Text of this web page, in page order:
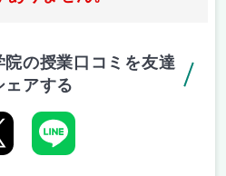
院の授業口コミを友達
ェアする